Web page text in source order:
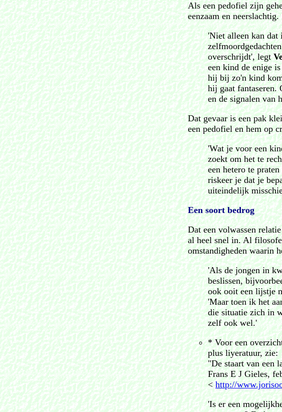
Als een pedofiel zijn
eenzaam en
'Niet alleen kan dat
overschrijdt', legt
een kind de enige
hij bij zo'n kind
hij gaat fantaseren.
en de signalen van
Dat gevaar is een pak
een pedofiel en hem op
'Wat je voor een
zoekt om het te
een hetero te
riskeer je dat je
uiteindelijk
Een soort bedrog
Dat een volwassen
al heel snel in. Al
omstandigheden waarin
'Als de jongen in
beslissen,
ook ooit een lijstje
'Maar toen ik het
die situatie zich in
zelf ook wel.'
* Voor een
plus liyeratuur, zie:
"De staart van een
Frans E J Gieles,
<http://
'Is er een